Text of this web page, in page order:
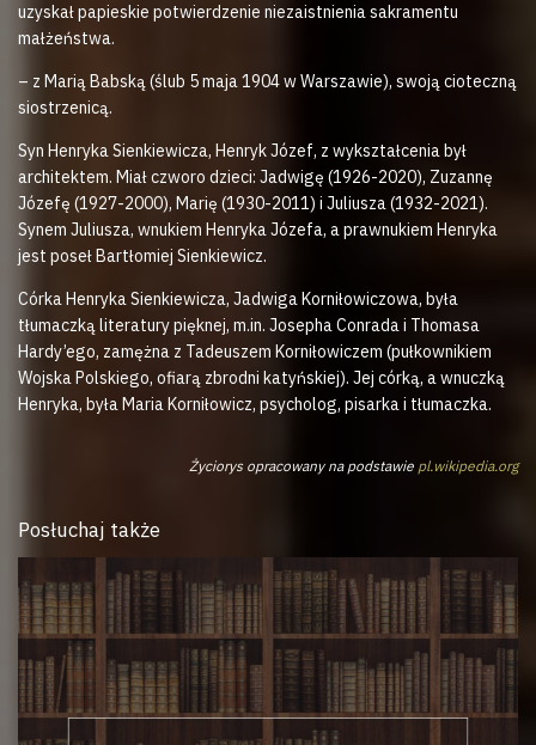
uzyskał papieskie potwierdzenie niezaistnienia sakramentu
małżeństwa.
– z Marią Babską (ślub 5 maja 1904 w Warszawie), swoją cioteczną
siostrzenicą.
Syn Henryka Sienkiewicza, Henryk Józef, z wykształcenia był
architektem. Miał czworo dzieci: Jadwigę (1926-2020), Zuzannę
Józefę (1927-2000), Marię (1930-2011) i Juliusza (1932-2021).
Synem Juliusza, wnukiem Henryka Józefa, a prawnukiem Henryka
jest poseł Bartłomiej Sienkiewicz.
Córka Henryka Sienkiewicza, Jadwiga Korniłowiczowa, była
tłumaczką literatury pięknej, m.in. Josepha Conrada i Thomasa
Hardy’ego, zamężna z Tadeuszem Korniłowiczem (pułkownikiem
Wojska Polskiego, ofiarą zbrodni katyńskiej). Jej córką, a wnuczką
Henryka, była Maria Korniłowicz, psycholog, pisarka i tłumaczka.
Życiorys opracowany na podstawie pl.wikipedia.org
Posłuchaj także